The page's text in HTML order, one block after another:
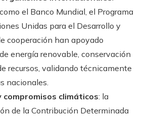
el Banco Mundial, el Programa
Unidas para el Desarrollo y
cooperación han apoyado
energía renovable, conservación
recursos, validando técnicamente
nacionales.
compromisos climáticos: la
de la Contribución Determinada